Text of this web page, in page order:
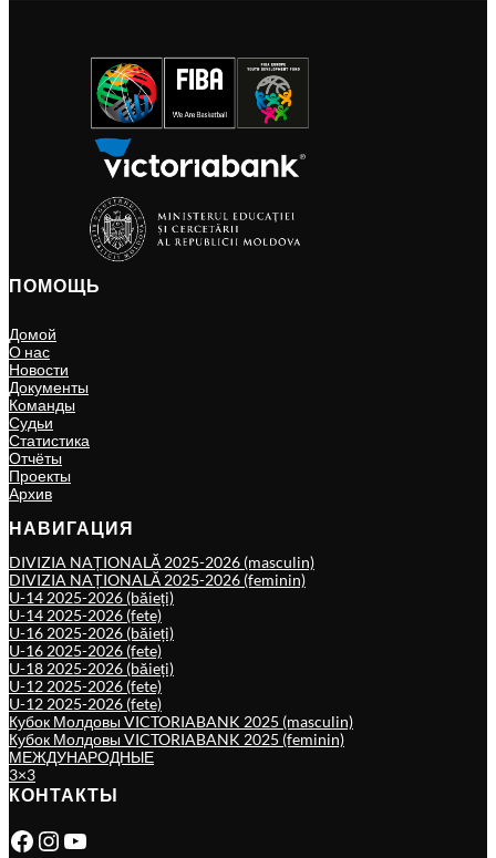
ПОМОЩЬ
Домой
О нас
Новости
Документы
Команды
Судьи
Статистика
Отчёты
Проекты
Архив
НАВИГАЦИЯ
DIVIZIA NAȚIONALĂ 2025-2026 (masculin)
DIVIZIA NAȚIONALĂ 2025-2026 (feminin)
U-14 2025-2026 (băieți)
U-14 2025-2026 (fete)
U-16 2025-2026 (băieți)
U-16 2025-2026 (fete)
U-18 2025-2026 (băieți)
U-12 2025-2026 (fete)
U-12 2025-2026 (fete)
Кубок Молдовы VICTORIABANK 2025 (masculin)
Кубок Молдовы VICTORIABANK 2025 (feminin)
МЕЖДУНАРОДНЫЕ
3×3
КОНТАКТЫ
Facebook Instagram YouTube